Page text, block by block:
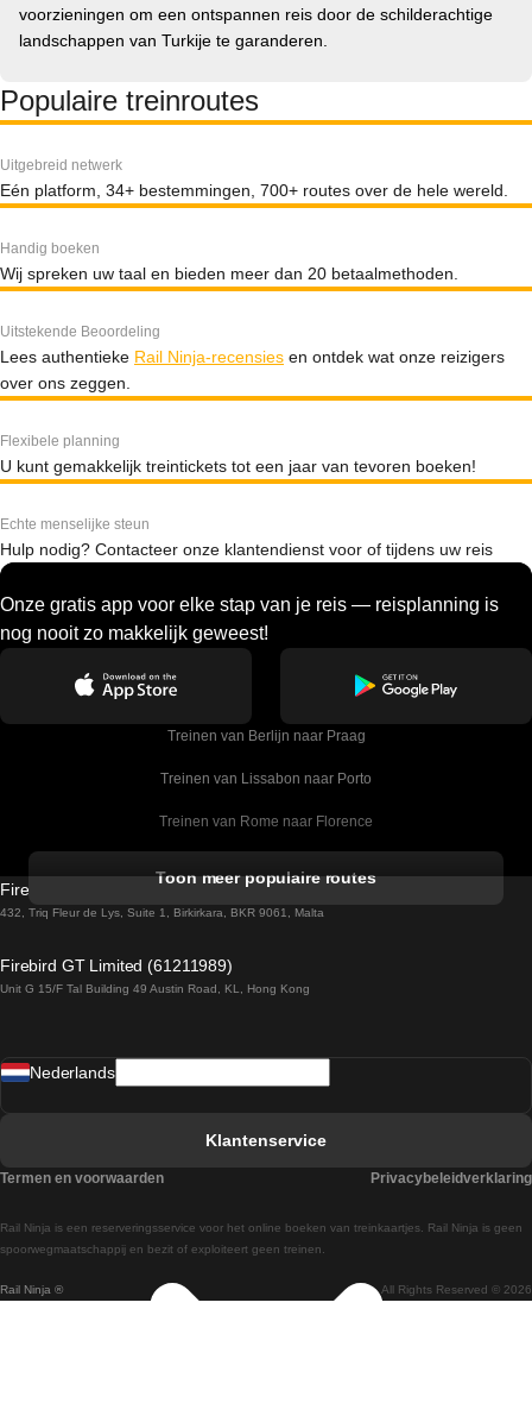
voorzieningen om een ontspannen reis door de schilderachtige
landschappen van Turkije te garanderen.
Populaire treinroutes
Uitgebreid netwerk
Eén platform, 34+ bestemmingen, 700+ routes over de hele wereld.
Handig boeken
Wij spreken uw taal en bieden meer dan 20 betaalmethoden.
Uitstekende Beoordeling
Lees authentieke Rail Ninja-recensies en ontdek wat onze reizigers
over ons zeggen.
Flexibele planning
U kunt gemakkelijk treintickets tot een jaar van tevoren boeken!
Echte menselijke steun
Hulp nodig? Contacteer onze klantendienst voor of tijdens uw reis
Onze gratis app voor elke stap van je reis — reisplanning is
nog nooit zo makkelijk geweest!
Treinen van Berlijn naar Praag
Treinen van Lissabon naar Porto
Treinen van Rome naar Florence
Treinen van Sevilla naar Barcelona
Treinen van Praag naar Wenen
Treinen van Wenen naar Salzburg
Treinen van Wenen naar Praag
Toon meer populaire routes
Firebird GT Limited (OC 1451)
432, Triq Fleur de Lys, Suite 1, Birkirkara, BKR 9061, Malta
Firebird GT Limited (61211989)
Unit G 15/F Tal Building 49 Austin Road, KL, Hong Kong
Rail Ninja ® All Rights Reserved © 2026
Rail Ninja is een reserveringsservice voor het online boeken van treinkaartjes. Rail Ninja is geen
spoorwegmaatschappij en bezit of exploiteert geen treinen.
Nederlands
Klantenservice
Termen en voorwaarden Privacybeleidverklaring